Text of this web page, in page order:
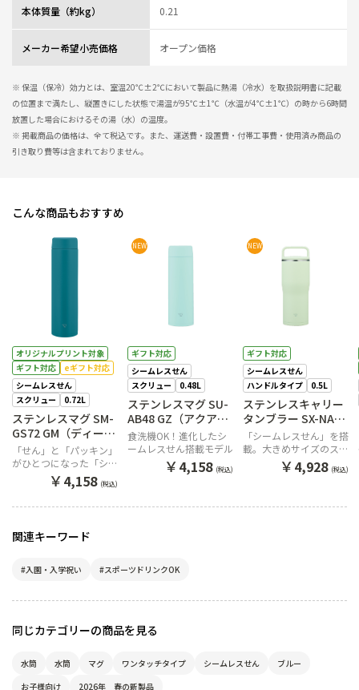
本体質量（約kg） 0.21
メーカー希望小売価格 オープン価格
※ 保温（保冷）効力とは、室温20℃±2℃において製品に熱湯（冷水）を取扱説明書に記載
の位置まで満たし、縦置きにした状態で湯温が95℃±1℃（水温が4℃±1℃）の時から6時間
放置した場合におけるその湯（水）の温度。
※ 掲載商品の価格は、全て税込です。また、運送費・設置費・付帯工事費・使用済み商品の
引き取り費等は含まれておりません。
こんな商品もおすすめ
オリジナルプリント対象
ギフト対応
eギフト対応
シームレスせん
スクリュー
0.72L
ステンレスマグ SM-
GS72 GM（ディープ
ターコイズ）
「せん」と「パッキン」
がひとつになった「シー
ムレスせん」を搭載。ふ
だん使いの”ちょっと大
￥4,158 (税込)
NEW
ギフト対応
シームレスせん
スクリュー
0.48L
ステンレスマグ SU-
AB48 GZ（アクアグ
リーン）
食洗機OK！進化したシ
ームレスせん搭載モデル
￥4,158 (税込)
NEW
ギフト対応
シームレスせん
ハンドルタイプ
0.5L
ステンレスキャリー
タンブラー SX-NA50
GM（エアリーグリ
ーン）
「シームレスせん」を搭
載。大きめサイズのステ
ンレスキャリータンブラ
￥4,928 (税込)
関連キーワード
#入園・入学祝い #スポーツドリンクOK
同じカテゴリーの商品を見る
水筒 水筒 マグ ワンタッチタイプ シームレスせん
ブルー
お子様向け
2026年 春の新製品